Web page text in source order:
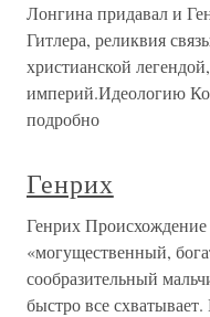
Лонгина придавал и
Гитлера, реликвия
христианской
империй.Идеологию
подробно
Генрих
Генрих
«могущественный,
сообразительный
быстро все